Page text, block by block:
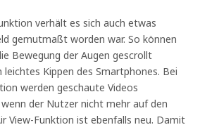
verhält es sich auch etwas
gemutmaßt worden war. So können
Bewegung der Augen gescrollt
Kippen des Smartphones. Bei
werden geschaute Videos
der Nutzer nicht mehr auf den
View-Funktion ist ebenfalls neu. Damit